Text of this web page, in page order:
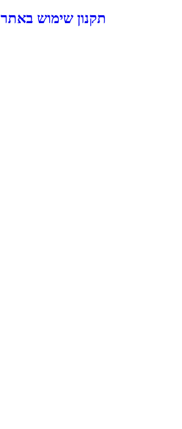
תקנון שימוש באתר